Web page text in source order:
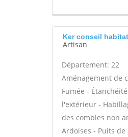
Ker conseil
Artisan
Département: 22
Aménagement de
Fumée -
l'extérieur -
des combles non
Ardoises - Puits